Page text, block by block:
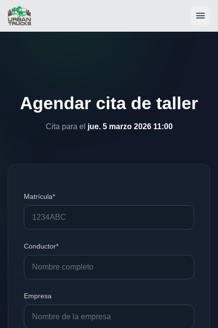
Agendar cita de taller
Cita para el jue. 5 marzo 2026 11:00
Matrícula*
Conductor*
Empresa